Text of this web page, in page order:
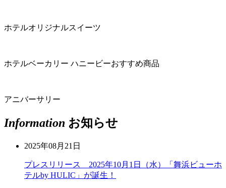
ホテルオリジナルスイーツ
ホテルベーカリー ハニービーおすすめ商品
アニバーサリー
Information お知らせ
2025年08月21日
プレスリリース 2025年10月1日（水）「舞浜ビューホ
テルby HULIC」が誕生！